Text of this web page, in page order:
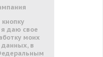
я даю свое
моих
в